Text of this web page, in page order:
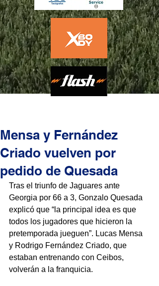
Mensa y Fernández
Criado vuelven por
pedido de Quesada
Tras el triunfo de Jaguares ante
Georgia por 66 a 3, Gonzalo Quesada
explicó que “la principal idea es que
todos los jugadores que hicieron la
pretemporada jueguen”. Lucas Mensa
y Rodrigo Fernández Criado, que
estaban entrenando con Ceibos,
volverán a la franquicia.